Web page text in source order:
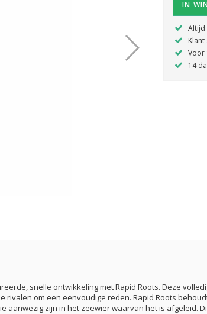
IN
Altijd
Voor
14
snelle ontwikkeling met Rapid Roots. Deze
om een eenvoudige reden. Rapid Roots
zijn in het zeewier waarvan het is afgeleid.